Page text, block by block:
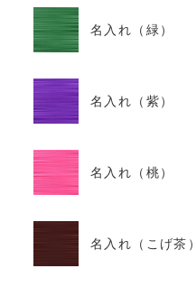
名入れ（緑）
名入れ（紫）
名入れ（桃）
名入れ（こげ茶）